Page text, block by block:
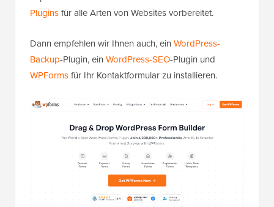
Pluginsfür alle Arten von Websites vorbereitet.
Dann empfehlen wir Ihnen auch, ein WordPress-
Backup-Plugin, ein WordPress-SEO-Plugin und
WPFormsfür Ihr Kontaktformular zu installieren.